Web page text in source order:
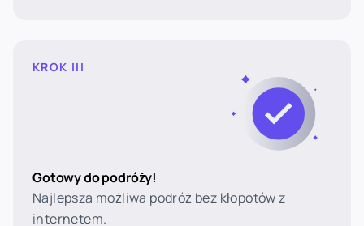
KROK III
Gotowy do podróży!
Najlepsza możliwa podróż bez kłopotów z
internetem.